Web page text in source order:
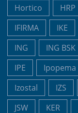
Hortico
HRP
IFIRMA
IKE
ING
ING BSK
IPE
Ipopema
Izostal
IZS
JSW
KER